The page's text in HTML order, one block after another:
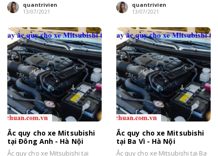
quantrivien
13/07/2021
quantrivien
13/07/2021
Ắc quy cho xe Mitsubishi
tại Đông Anh - Hà Nội
Ắc quy cho xe Mitsubishi tại
Ắc quy cho xe Mitsubishi
tại Ba Vì - Hà Nội
Ắc quy cho xe Mitsubishi tại Ba